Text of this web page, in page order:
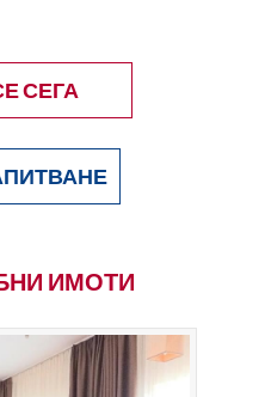
СЕГА
ИМОТИ